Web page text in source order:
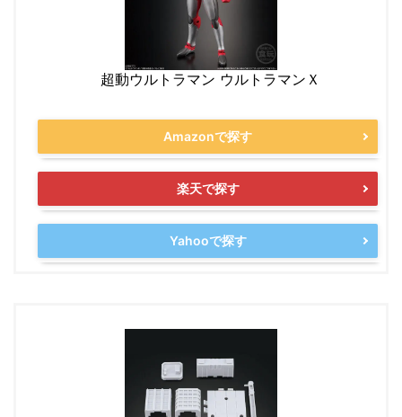
超動ウルトラマン ウルトラマンＸ
Amazonで探す
楽天で探す
Yahooで探す